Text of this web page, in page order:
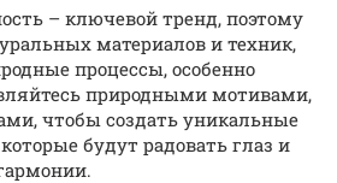
– ключевой тренд, поэтому
материалов и техник,
процессы, особенно
природными мотивами,
чтобы создать уникальные
будут радовать глаз и